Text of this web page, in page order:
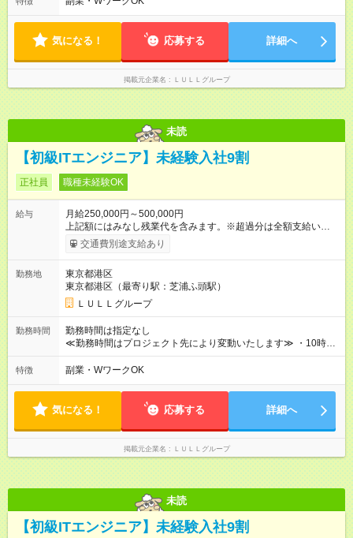
87％。 スキルを磨いた分だけ、収入アップも目指せる環境で
す！ 【試用期間】試用期間あり 試用期間の長さ：6ヶ月 ※ 雇用
形態と給与に、本採用時と異なる部分があります。 雇用形態：
中途採用（契約社員） 給与：月給 230,000円以上 上記額にはみ
なし残業代を含みます。※超過分は全額支給いたします。 みな
別途支給いたします ※研修期間中（最大12ヶ月間）も、試用期
やサウナなど、 趣味の時間を楽しむ社員も多くいます◎
気になる！ 応募する 詳細へ
掲載元企業名 ＬＵＬＬグループ
未読
【初級ITエンジニア】未経験入社9割
正社員 職種未経験OK
給与
月給250,000円～500,000円
上記額にはみなし残業代を含みます。※超過分は全額支給いたし
ます。 みなし残業代 21,675円／月 みなし残業時間 12時間／月 -
------------------------------------------------------- ≪経験者の方は以下と
万円～＋業績賞与＋交通費＋各種手当 ※固定残業代（30時間/6
万6，610円分）を含む。超過分は追加支給いたします 能力やス
キルを考慮し初任給を決定。経験者の方は前給考慮も可能で
す！ ◎昇給年1回（研修終了後） ◎賞与年2回（2月・8月）＋業
績賞与あり ◤スキルアップも、収入アップも。◢ 入社後の成長
や頑張りは、しっかり給与で還元しています。 実際にほぼ全員
上アップした社員も。 エンジニアへの還元率は業界高水準の
87％。 スキルを磨いた分だけ、収入アップも目指せる環境で
す！ 【試用期間】試用期間あり 試用期間の長さ：6ヶ月 ※ 雇用
形態と給与に、本採用時と異なる部分があります。 雇用形態：
中途採用（契約社員） 給与：月給 230,000円以上 上記額にはみ
なし残業代を含みます。※超過分は全額支給いたします。 みな
別途支給いたします ※研修期間中（最大12ヶ月間）も、試用期
交通費別途支給あり
勤務地
東京都港区
東京都港区（最寄り駅：芝浦ふ頭駅）
ＬＵＬＬグループ
勤務時間
勤務時間は指定なし
≪勤務時間はプロジェクト先により変動いたします≫ ・10時00
分～19時00分（休憩1時間） ・9時00分～18時00分（休憩1時
間） ＼平日夜も、ちゃんと「自分時間」がつくれます／ 残業は
やサウナなど、 趣味の時間を楽しむ社員も多くいます◎
特徴 副業・WワークOK
気になる！ 応募する 詳細へ
掲載元企業名 ＬＵＬＬグループ
未読
【初級ITエンジニア】未経験入社9割